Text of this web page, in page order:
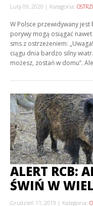
Luty 09, 2020 Kategoria:
W Polsce przewidywany
porywy mogą osiągać
sms z ostrzeżeniem:
ciągu dnia bardzo silny
możesz, zostań w domu”.
ALERT RCB:
ŚWIŃ W
Grudzień 11, 2019 Kategoria: